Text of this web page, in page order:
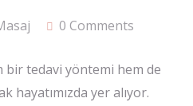
0 Comments
bir tedavi yöntemi hem de
yer alıyor.